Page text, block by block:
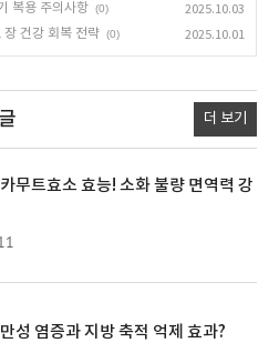
복용 주의사항 (0)
2025.10.03
장 건강 회복 전략 (0) 2025.10.01
더 보기
무트효소 효능! 소화 불량 면역력 강
성 염증과 지방 축적 억제 효과?